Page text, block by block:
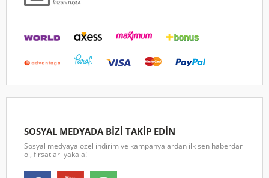
SOSYAL MEDYADA BİZİ TAKİP EDİN
Sosyal medyaya özel indirim ve kampanyalardan ilk sen haberdar
ol, fırsatları yakala!